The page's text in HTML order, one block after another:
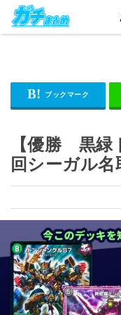
【優勝 黒緑
回シーガル